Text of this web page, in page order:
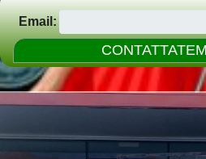
Email: